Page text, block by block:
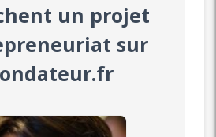
un projet
sur